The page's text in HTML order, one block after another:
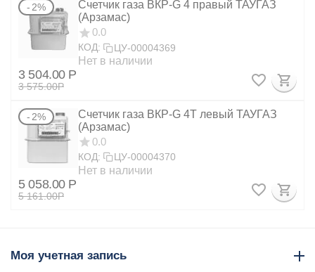
2%
Счетчик газа ВКР-G 4 правый ТАУГАЗ
(Арзамас)
0.0
КОД: ЦУ-00004369
Нет в наличии
3 504.00 Р
3 575.00Р
2%
Счетчик газа ВКР-G 4Т левый ТАУГАЗ
(Арзамас)
0.0
КОД: ЦУ-00004370
Нет в наличии
5 058.00 Р
5 161.00Р
Моя учетная запись